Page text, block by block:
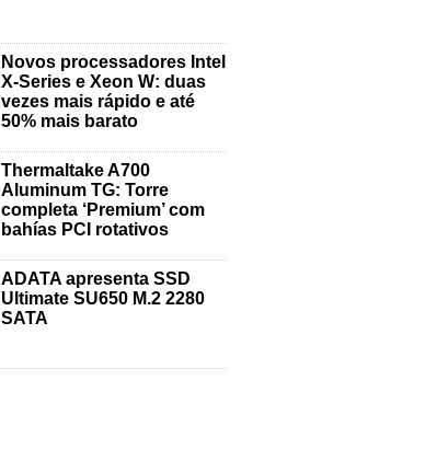
Novos processadores Intel
X-Series e Xeon W: duas
vezes mais rápido e até
50% mais barato
Thermaltake A700
Aluminum TG: Torre
completa ‘Premium’ com
bahías PCI rotativos
ADATA apresenta SSD
Ultimate SU650 M.2 2280
SATA